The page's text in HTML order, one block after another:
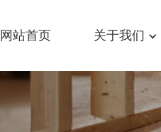
网站首页 关于我们